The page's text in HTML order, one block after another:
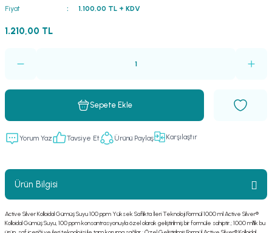
Fiyat
1.100,00 TL + KDV
1.210,00 TL
Sepete Ekle
Yorum Yaz Tavsiye Et Ürünü Paylaş Karşılaştır
Ürün Bilgisi
Active Silver Kolloidal Gümüş Suyu 100 ppm Yüksek Saflıkta İleri Teknoloji Formül 1000 ml Active Silver®
Kolloidal Gümüş Suyu, 100 ppm konsantrasyonuyla özel olarak geliştirilmiş bir formüle sahiptir.; 1000 ml'lik bu